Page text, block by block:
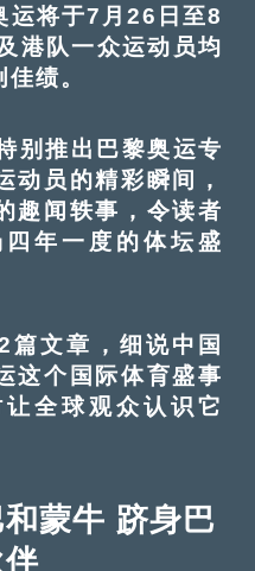
将于7月26日至8
港队一众运动员均
绩。
推出巴黎奥运专
动员的精彩瞬间，
趣闻轶事，令读者
年一度的体坛盛
文章，细说中国
这个国际体育盛事
全球观众认识它
蒙牛 跻身巴